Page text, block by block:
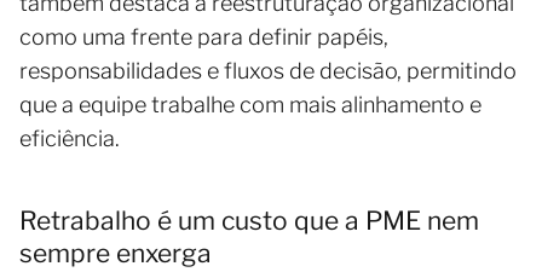
como uma frente para definir papéis,
responsabilidades e fluxos de decisão, permitindo
que a equipe trabalhe com mais alinhamento e
eficiência.
Retrabalho é um custo que a PME nem
sempre enxerga